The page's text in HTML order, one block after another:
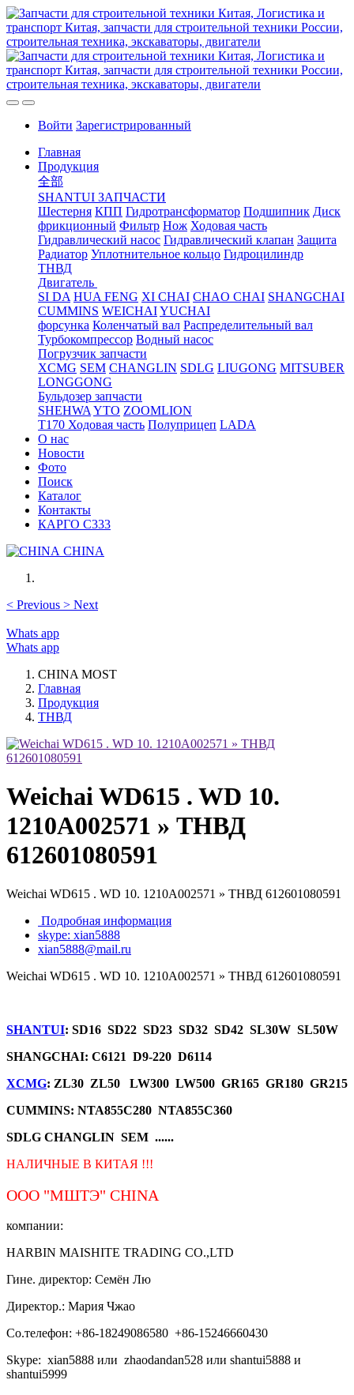
Войти Зарегистрированный
Главная
Продукция
全部
SHANTUI ЗАПЧАСТИ
Шестерня КПП Гидротрансформатор Подшипник Диск
фрикционный Фильтр Нож Ходовая часть
Гидравлический насос Гидравлический клапан Защита
Радиатор Уплотнительное кольцо Гидроцилиндр
ТНВД
Двигатель
SI DA HUA FENG XI CHAI CHAO CHAI SHANGCHAI
CUMMINS WEICHAIYUCHAI
форсунка Коленчатый вал Распределительный вал
Турбокомпрессор Водный насос
Погрузчик запчасти
XCMG SEM CHANGLIN SDLG LIUGONG MITSUBER
LONGGONG
Бульдозер запчасти
SHEHWA YTO ZOOMLION
T170 Ходовая часть Полуприцеп LADA
О нас
Новости
Фото
Поиск
Каталог
Контакты
КАРГО С333
CHINA
< Previous > Next
Whats app
Whats app
CHINA MOST
Главная
Продукция
ТНВД
Weichai WD615 . WD 10.
1210A002571 » ТНВД
612601080591
Weichai WD615 . WD 10. 1210A002571 » ТНВД 612601080591
Подробная информация
skype: xian5888
xian5888@mail.ru
Weichai WD615 . WD 10. 1210A002571 » ТНВД 612601080591
SHANTUI: SD16 SD22 SD23 SD32 SD42 SL30W SL50W
SHANGCHAI: C6121 D9-220 D6114
XCMG: ZL30 ZL50 LW300 LW500 GR165 GR180 GR215
CUMMINS: NTA855C280 NTA855C360
SDLG CHANGLIN SEM ......
НАЛИЧНЫЕ В КИТАЯ !!!
ООО "МШТЭ" CHINA
компании:
HARBIN MAISHITE TRADING CO.,LTD
Гине. директор: Семён Лю
Директор.: Мария Чжао
Со.телефон: +86-18249086580 +86-15246660430
Skype: xian5888 или zhaodandan528 или shantui5888 и
shantui5999